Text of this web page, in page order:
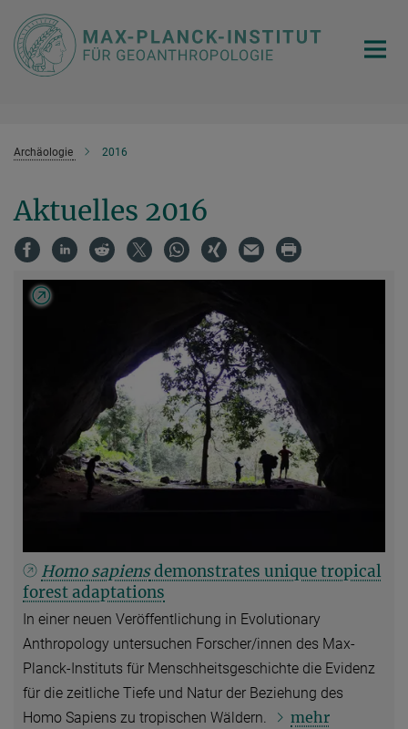
Hauptinhalt
Archäologie 2016
Aktuelles 2016
Homo sapiensdemonstrates unique tropical
forest adaptations
In einer neuen Veröffentlichung in Evolutionary
Anthropology untersuchen Forscher/innen des Max-
Planck-Instituts für Menschheitsgeschichte die Evidenz
für die zeitliche Tiefe und Natur der Beziehung des
Homo Sapiens zu tropischen Wäldern.
mehr